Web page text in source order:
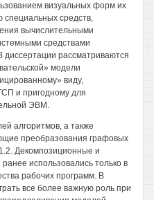
визуальных форм их
средств,
вычислительными
средствами
рассматриваются
модели
виду,
и пригодному для
ЭВМ.
алгоритмов, а также
преобразования графовых
Декомпозиционные и
использовались только в
рабочих программ. В
все более важную роль при